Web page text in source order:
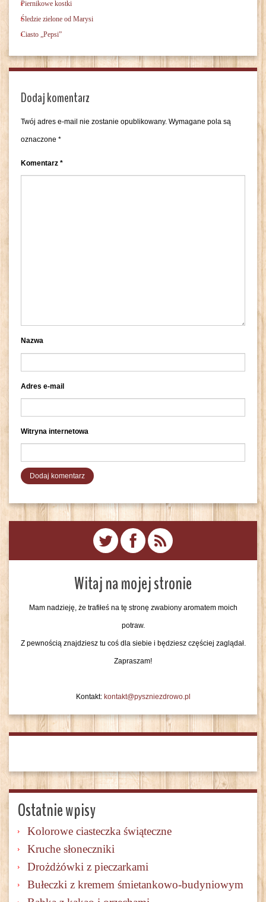
Piernikowe kostki
Śledzie zielone od Marysi
Ciasto „Pepsi”
Dodaj komentarz
Twój adres e-mail nie zostanie opublikowany. Wymagane pola są
oznaczone *
Komentarz *
Nazwa
Adres e-mail
Witryna internetowa
Witaj na mojej stronie
Mam nadzieję, że trafiłeś na tę stronę zwabiony aromatem moich
potraw.
Z pewnością znajdziesz tu coś dla siebie i będziesz częściej zaglądał.
Zapraszam!
Kontakt: kontakt@pyszniezdrowo.pl
Ostatnie wpisy
Kolorowe ciasteczka świąteczne
Kruche słoneczniki
Drożdżówki z pieczarkami
Bułeczki z kremem śmietankowo-budyniowym